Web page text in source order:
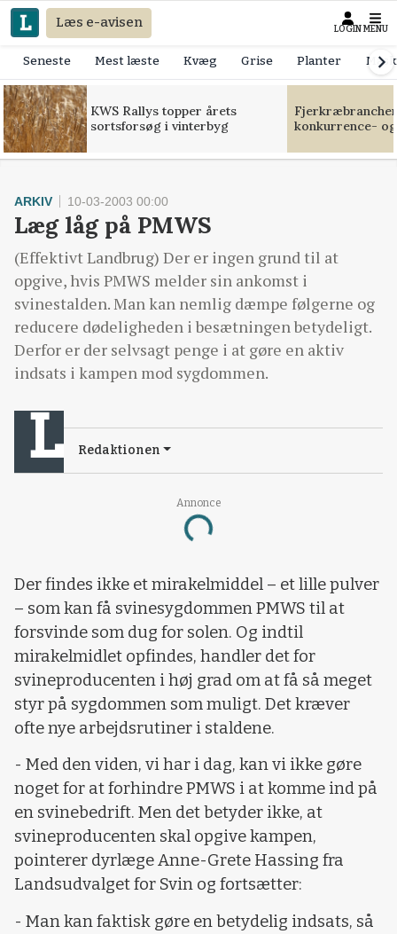
Læs e-avisen LOGIN MENU
Seneste Mest læste Kvæg Grise Planter
KWS Rallys topper årets
sortsforsøg i vinterbyg
konkurrence-
Annonce
Loading...
ARKIV 10-03-2003 00:00
Læg låg på PMWS
(Effektivt Landbrug) Der er ingen grund til at
opgive, hvis PMWS melder sin ankomst i
svinestalden. Man kan nemlig dæmpe følgerne og
reducere dødeligheden i besætningen betydeligt.
Derfor er der selvsagt penge i at gøre en aktiv
indsats i kampen mod sygdommen.
Redaktionen
Der findes ikke et mirakelmiddel – et lille pulver
– som kan få svinesygdommen PMWS til at
forsvinde som dug for solen. Og indtil
mirakelmidlet opfindes, handler det for
svineproducenten i høj grad om at få så meget
styr på sygdommen som muligt. Det kræver
ofte nye arbejdsrutiner i staldene.
- Med den viden, vi har i dag, kan vi ikke gøre
noget for at forhindre PMWS i at komme ind på
en svinebedrift. Men det betyder ikke, at
svineproducenten skal opgive kampen,
pointerer dyrlæge Anne-Grete Hassing fra
Landsudvalget for Svin og fortsætter:
- Man kan faktisk gøre en betydelig indsats, så